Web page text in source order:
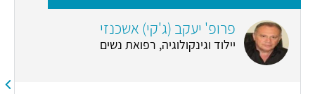
פרופ' יעקב (ג'קי) אשכנזי
יילוד וגינקולוגיה, רפואת נשים